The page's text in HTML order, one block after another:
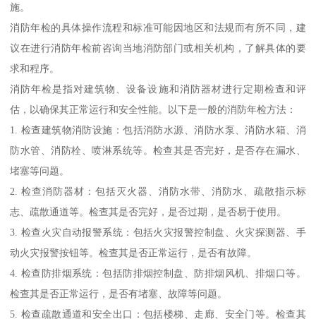
施。
消防年检的具体操作流程和标准可能因地区和法规而有所不同，建
议在进行消防年检前咨询当地消防部门或相关机构，了解具体的要
求和程序。
消防年检是指对建筑物、设备设施和消防器材进行定期检查和评
估，以确保其正常运行和安全性能。以下是一般的消防年检方法：
1. 检查建筑物消防设施：包括消防水源、消防水泵、消防水箱、消
防水管、消防栓、喷淋系统等。检查其是否完好，是否存在漏水、
堵塞等问题。
2. 检查消防器材：包括灭火器、消防水带、消防水、疏散指示标
志、疏散通道等。检查其是否完好，是否过期，是否易于使用。
3. 检查火灾自动报警系统：包括火灾报警控制盘、火灾探测器、手
动火灾报警按钮等。检查其是否正常运行，是否有故障。
4. 检查防排烟系统：包括防排烟控制盘、防排烟风机、排烟口等。
检查其是否正常运行，是否有堵塞、故障等问题。
5. 检查疏散通道和安全出口：包括楼梯、走廊、安全门等。检查其